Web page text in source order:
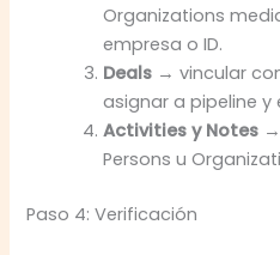
Organizations
empresa o ID.
Deals → vincular
asignar a pipeline
Activities y Notes
Persons u
Paso 4: Verificación